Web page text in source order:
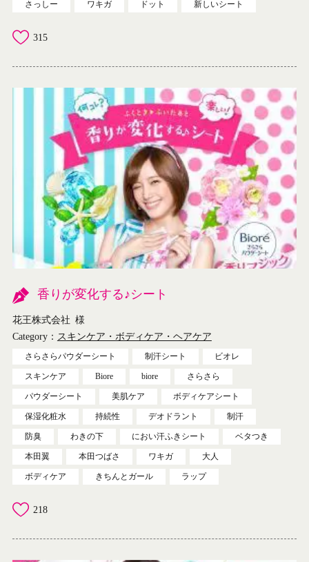
さっしー ワキガ ドット 新しいシート
315
香りが変化する♪シート
花王株式会社 様
Category： スキンケア・ボディケア・ヘアケア
さらさらパウダーシート 制汗シート ビオレ
スキンケア Biore biore さらさら
パウダーシート 美肌ケア ボディケアシート
保湿化粧水 持続性 デオドラント 制汗
防臭 わきの下 におい汗ふきシート ベタつき
本田翼 本田つばさ ワキガ 大人
ボディケア きちんとガール ラップ
218